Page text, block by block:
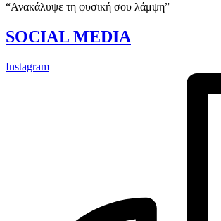
“Ανακάλυψε τη φυσική σου λάμψη”
SOCIAL MEDIA
Instagram